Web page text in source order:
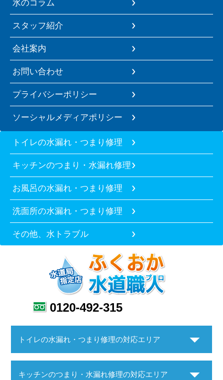
水のコラム
スタッフ紹介
会社案内
お問い合わせ
プライバシーポリシー
ソーシャルメディアポリシー
トイレの水漏れ・つまり修理
キッチンのつまり・水漏れ修理
お風呂の水漏れ・つまり修理
洗面所の水漏れ・つまり修理
その他、水トラブル
0120-492-315
トイレの水漏れ・つまり修理の対応エリア
キッチンのつまり・水漏れ修理の対応エリア